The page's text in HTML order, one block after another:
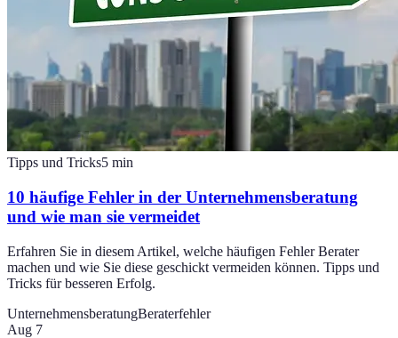
Tipps und Tricks5 min
10 häufige Fehler in der Unternehmensberatung
und wie man sie vermeidet
Erfahren Sie in diesem Artikel, welche häufigen Fehler Berater
machen und wie Sie diese geschickt vermeiden können. Tipps und
Tricks für besseren Erfolg.
UnternehmensberatungBeraterfehler
Aug 7